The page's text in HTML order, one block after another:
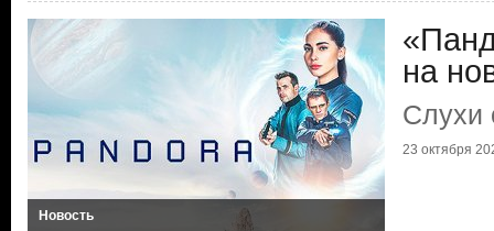
Новость
на
Слухи
23 октября